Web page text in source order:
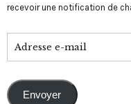
recevoir une notification de
Envoyer